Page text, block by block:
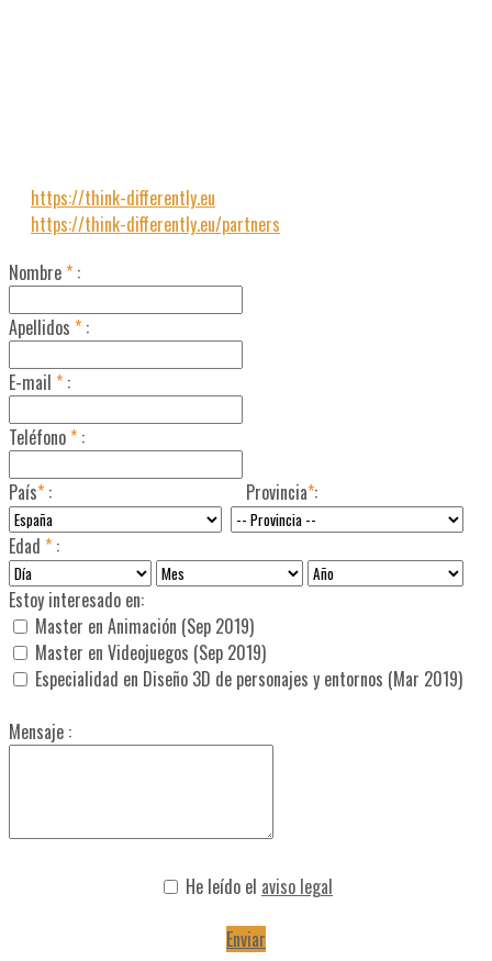
https://think-differently.eu
https://think-differently.eu/partners
Nombre* :
Apellidos * :
E-mail * :
Teléfono* :
País* : Provincia*:
Edad * :
Estoy interesado en:
Master en Animación (Sep 2019)
Master en Videojuegos (Sep 2019)
Especialidad en Diseño 3D de personajes y entornos (Mar 2019)
Mensaje :
He leído el aviso legal
Enviar